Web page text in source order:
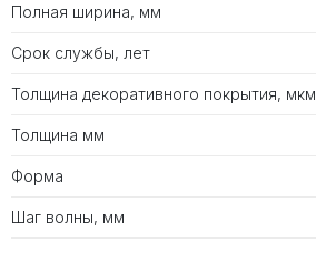
Полная ширина, мм
Срок службы, лет
Толщина декоративного покрытия, мкм
Толщина мм
Форма
Шаг волны, мм